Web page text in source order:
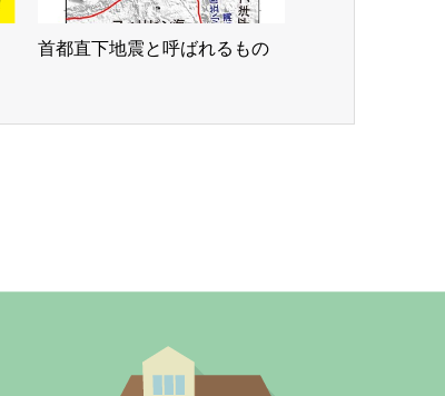
首都直下地震と呼ばれるもの